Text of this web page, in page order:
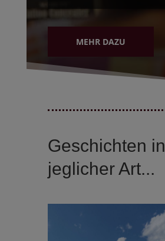
MEHR DAZU
Geschichten in
jeglicher Art...